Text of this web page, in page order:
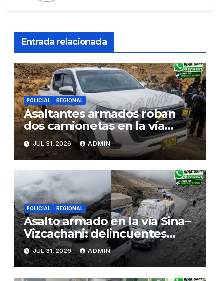
Entrada relacionada
POLICIAL REGIONAL
Asaltantes armados roban
dos camionetas en la vía
Sina–Juliaca y escaparían
hacia Bolivia tras
enfrentamiento con ronderos
JUL 31, 2026 ADMIN
POLICIAL REGIONAL
Asalto armado en la vía Sina–
Vizcachani: delincuentes
roban pertenencias y se
llevan dos camionetas rumbo
a Juliaca
JUL 31, 2026 ADMIN